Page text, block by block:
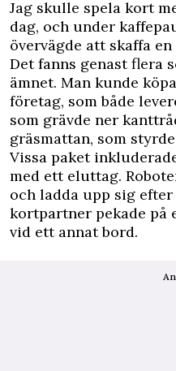
Jag skulle spela kort
dag, och under
övervägde att skaffa
Det fanns genast flera
ämnet. Man kunde
företag, som både
som grävde ner
gräsmattan, som
Vissa paket
med ett eluttag.
och ladda upp sig
kortpartner pekade på
vid ett annat bord.